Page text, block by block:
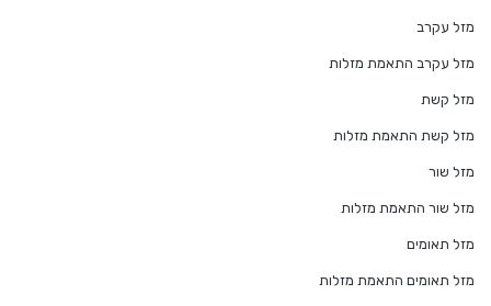
מזל עקרב
מזל עקרב התאמת מזלות
מזל קשת
מזל קשת התאמת מזלות
מזל שור
מזל שור התאמת מזלות
מזל תאומים
מזל תאומים התאמת מזלות